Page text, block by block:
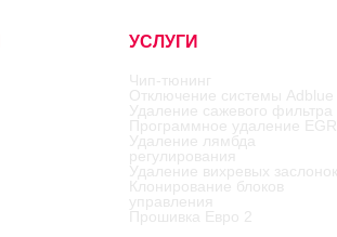
УСЛУГИ
Чип-тюнинг
Отключение системы Adblue
Удаление сажевого фильтра
Программное удаление EGR
Удаление лямбда
регулирования
Удаление вихревых заслонок
Клонирование блоков
управления
Прошивка Евро 2